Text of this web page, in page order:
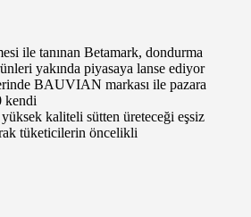
ile tanınan Betamark, dondurma
yakında piyasaya lanse ediyor
BAUVIAN markası ile pazara
kendi
yüksek kaliteli sütten üreteceği eşsiz
tüketicilerin öncelikli